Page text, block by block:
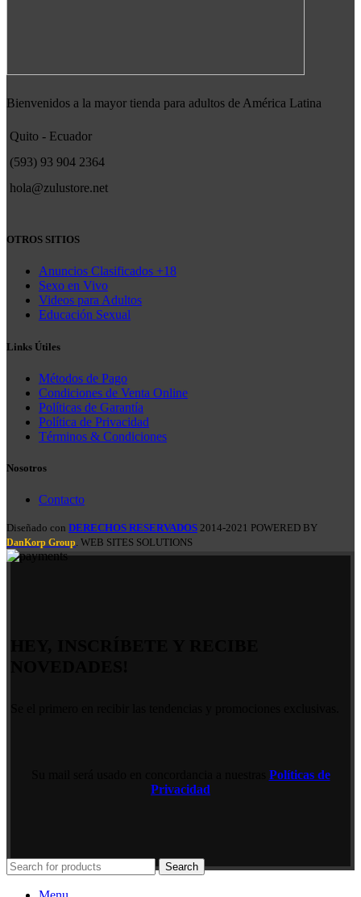
Bienvenidos a la mayor tienda para adultos de América Latina
Quito - Ecuador
(593) 93 904 2364
hola@zulustore.net
OTROS SITIOS
Anuncios Clasificados +18
Sexo en Vivo
Videos para Adultos
Educación Sexual
Links Útiles
Métodos de Pago
Condiciones de Venta Online
Políticas de Garantía
Política de Privacidad
Términos & Condiciones
Nosotros
Contacto
Diseñado con DERECHOS RESERVADOS 2014-2021 POWERED BY
DanKorp Group. WEB SITES SOLUTIONS
Políticas de
Privacidad
Search